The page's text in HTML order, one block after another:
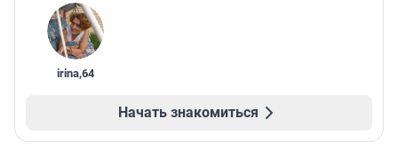
irina,64
Начать знакомиться